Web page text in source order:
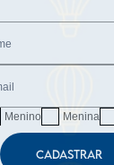
Menino Menina
CADASTRAR